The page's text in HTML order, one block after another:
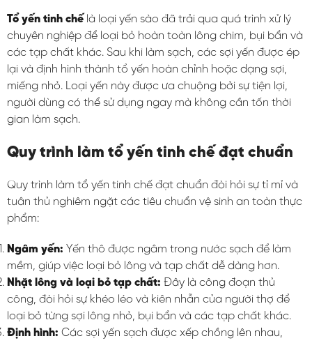
Tổ yến tinh chế là loại yến sào đã trải qua quá trình xử lý
chuyên nghiệp để loại bỏ hoàn toàn lông chim, bụi bẩn và
các tạp chất khác. Sau khi làm sạch, các sợi yến được ép
lại và định hình thành tổ yến hoàn chỉnh hoặc dạng sợi,
miếng nhỏ. Loại yến này được ưa chuộng bởi sự tiện lợi,
người dùng có thể sử dụng ngay mà không cần tốn thời
gian làm sạch.
Quy trình làm tổ yến tinh chế đạt chuẩn
Quy trình làm tổ yến tinh chế đạt chuẩn đòi hỏi sự tỉ mỉ và
tuân thủ nghiêm ngặt các tiêu chuẩn vệ sinh an toàn thực
phẩm:
Ngâm yến: Yến thô được ngâm trong nước sạch để làm
mềm, giúp việc loại bỏ lông và tạp chất dễ dàng hơn.
Nhặt lông và loại bỏ tạp chất: Đây là công đoạn thủ
công, đòi hỏi sự khéo léo và kiên nhẫn của người thợ để
loại bỏ từng sợi lông nhỏ, bụi bẩn và các tạp chất khác.
Định hình: Các sợi yến sạch được xếp chồng lên nhau,